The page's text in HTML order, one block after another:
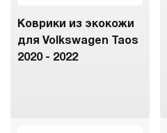
Коврики из экокожи
для Volkswagen Taos
2020 - 2022